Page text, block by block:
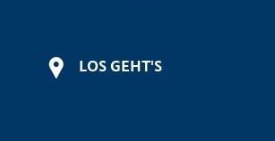
LOS GEHT'S